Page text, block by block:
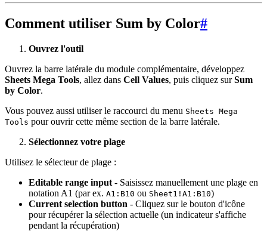
Comment utiliser Sum by Color#
Ouvrez l'outil
Ouvrez la barre latérale du module complémentaire, développez
Sheets Mega Tools, allez dans Cell Values, puis cliquez surSum
by Color.
Vous pouvez aussi utiliser le raccourci du menu Sheets Mega
Tools pour ouvrir cette même section de la barre latérale.
Sélectionnez votre plage
Utilisez le sélecteur de plage :
Editable range input - Saisissez manuellement une plage en
notation A1 (par ex. A1:B10 ou Sheet1!A1:B10)
Current selection button - Cliquez sur le bouton d'icône
pour récupérer la sélection actuelle (un indicateur s'affiche
pendant la récupération)